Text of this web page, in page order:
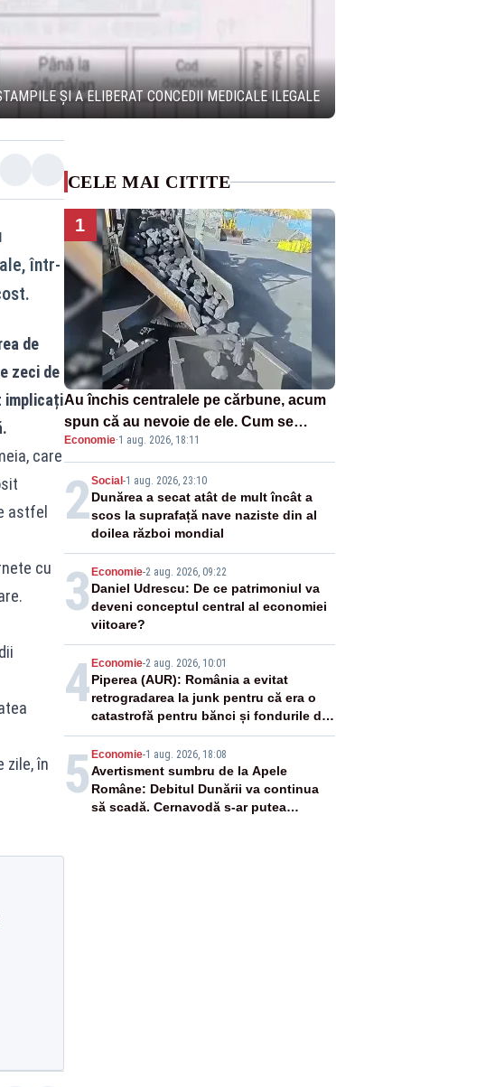
ȘI A ELIBERAT CONCEDII MEDICALE ILEGALE
într-
de
zeci de
implicați
care
astfel
cu
zile, în
CELE MAI CITITE
1
Au închis centralele pe cărbune, acum
spun că au nevoie de ele. Cum se
pasează vina în plină criză energetică
Economie·1 aug. 2026, 18:11
2Social -1 aug. 2026, 23:10
Dunărea a secat atât de mult încât a
scos la suprafață nave naziste din al
doilea război mondial
3 Economie-2 aug. 2026, 09:22
Daniel Udrescu: De ce patrimoniul va
deveni conceptul central al economiei
viitoare?
4 Economie-2 aug. 2026, 10:01
Piperea (AUR): România a evitat
retrogradarea la junk pentru că era o
catastrofă pentru bănci și fondurile de
pensii
5 Economie-1 aug. 2026, 18:08
Avertisment sumbru de la Apele
Române: Debitul Dunării va continua
să scadă. Cernavodă s-ar putea